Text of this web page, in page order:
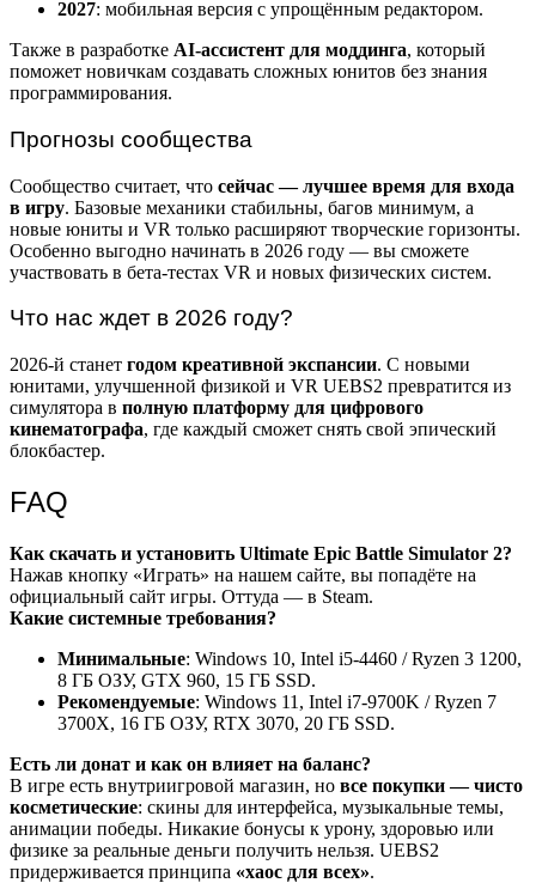
2027: мобильная версия с упрощённым редактором.
Также в разработке AI-ассистент для моддинга, который
поможет новичкам создавать сложных юнитов без знания
программирования.
Прогнозы сообщества
Сообщество считает, что сейчас — лучшее время для входа
в игру. Базовые механики стабильны, багов минимум, а
новые юниты и VR только расширяют творческие горизонты.
Особенно выгодно начинать в 2026 году — вы сможете
участвовать в бета-тестах VR и новых физических систем.
Что нас ждет в 2026 году?
2026-й станет годом креативной экспансии. С новыми
юнитами, улучшенной физикой и VR UEBS2 превратится из
симулятора в полную платформу для цифрового
кинематографа, где каждый сможет снять свой эпический
блокбастер.
FAQ
Как скачать и установить Ultimate Epic Battle Simulator 2?
Нажав кнопку «Играть» на нашем сайте, вы попадёте на
официальный сайт игры. Оттуда — в Steam.
Какие системные требования?
Минимальные: Windows 10, Intel i5-4460 / Ryzen 3 1200,
8 ГБ ОЗУ, GTX 960, 15 ГБ SSD.
Рекомендуемые: Windows 11, Intel i7-9700K / Ryzen 7
3700X, 16 ГБ ОЗУ, RTX 3070, 20 ГБ SSD.
Есть ли донат и как он влияет на баланс?
В игре есть внутриигровой магазин, но все покупки — чисто
косметические: скины для интерфейса, музыкальные темы,
анимации победы. Никакие бонусы к урону, здоровью или
физике за реальные деньги получить нельзя. UEBS2
придерживается принципа «хаос для всех».